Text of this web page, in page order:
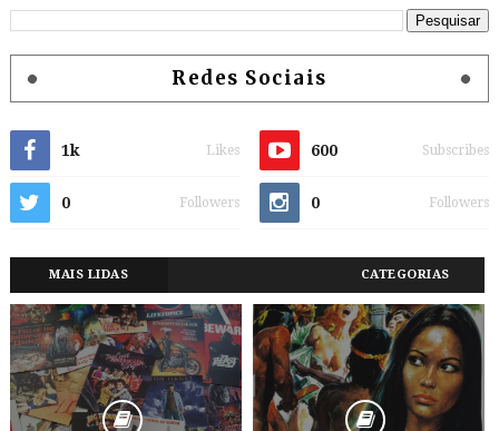
Redes Sociais
1k Likes 600 Subscribes
0 Followers 0 Followers
MAIS LIDAS CATEGORIAS